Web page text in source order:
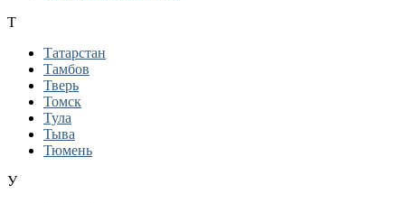
Т
Татарстан
Тамбов
Тверь
Томск
Тула
Тыва
Тюмень
У